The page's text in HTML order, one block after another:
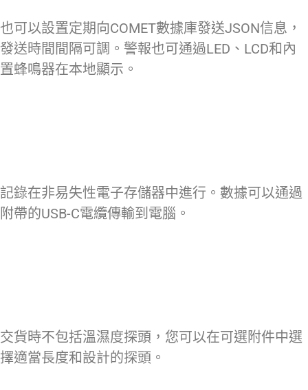
也可以設置定期向COMET數據庫發送JSON信息，
發送時間間隔可調。警報也可通過LED、LCD和內
置蜂鳴器在本地顯示。
記錄在非易失性電子存儲器中進行。數據可以通過
附帶的USB-C電纜傳輸到電腦。
交貨時不包括溫濕度探頭，您可以在可選附件中選
擇適當長度和設計的探頭。